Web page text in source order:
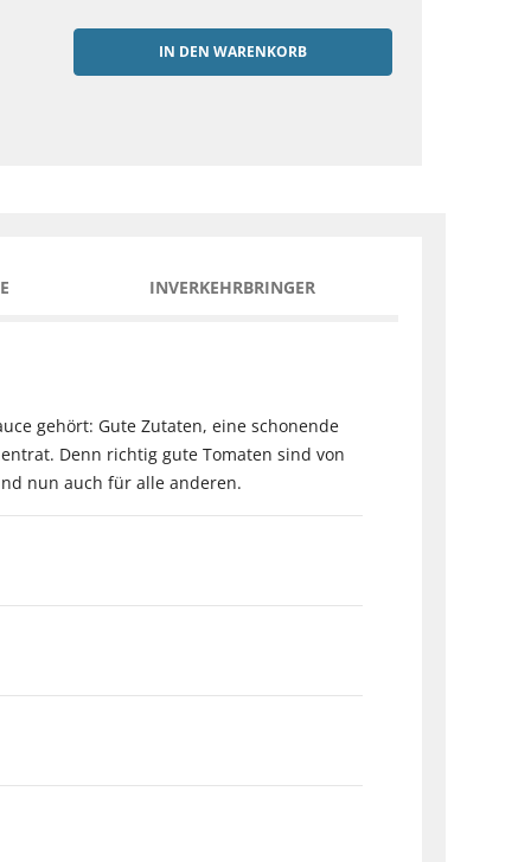
IN DEN WARENKORB
INVERKEHRBRINGER
gehört: Gute Zutaten, eine schonende
Denn richtig gute Tomaten sind von
nun auch für alle anderen.